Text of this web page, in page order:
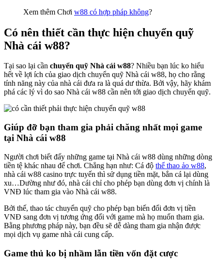
Xem thêm Chơi w88 có hợp pháp không?
Có nên thiết cần thực hiện chuyển quỹ
Nhà cái w88?
Tại sao lại cần chuyển quỹ Nhà cái w88? Nhiều bạn lúc ko hiểu
hết về lợi ích của giao dịch chuyển quỹ Nhà cái w88, họ cho rằng
tính năng này của nhà cái đưa ra là quá dư thừa. Bởi vậy, hãy khám
phá các lý vì do sao Nhà cái w88 cần nên tới giao dịch chuyển quỹ.
Giúp đỡ bạn tham gia phải chăng nhất mọi game
tại Nhà cái w88
Người chơi biết đấy những game tại Nhà cái w88 dùng những dòng
tiền tệ khác nhau để chơi. Chẳng hạn như: Cá độ thể thao ảo w88,
nhà cái w88 casino trực tuyến thì sử dụng tiền mặt, bắn cá lại dùng
xu…Dường như đó, nhà cái chỉ cho phép bạn dùng đơn vị chính là
VNĐ lúc tham gia vào Nhà cái w88.
Bởi thế, thao tác chuyển quỹ cho phép bạn biến đổi đơn vị tiền
VNĐ sang đơn vị tương ứng đối với game mà họ muốn tham gia.
Bằng phương pháp này, bạn đều sẽ dễ dàng tham gia nhận được
mọi dịch vụ game nhà cái cung cấp.
Game thủ ko bị nhầm lẫn tiền vốn đặt cược